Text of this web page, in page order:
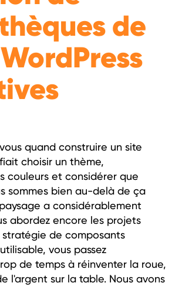
de
quand construire un site
choisir un thème,
couleurs et considérer que
sommes bien au-delà de ça
a considérablement
abordez encore les projets
stratégie de composants
vous passez
de temps à réinventer la roue,
l'argent sur la table. Nous avons